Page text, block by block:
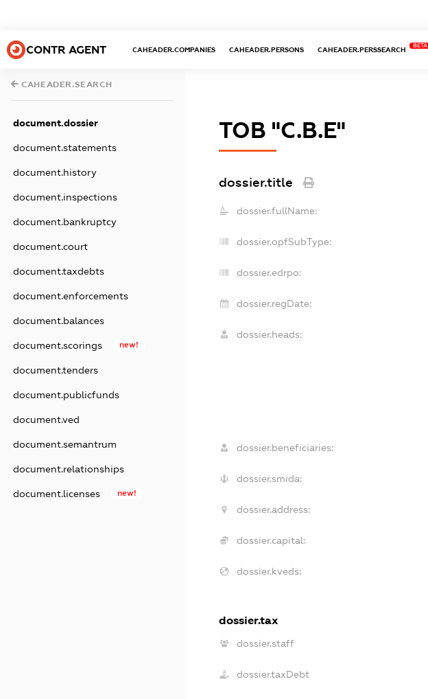
CONTR AGENT CAHEADER.COMPANIES CAHEADER.PERSONS CAHEADER.PERSSEARCH
BETA
CAHEADER.SEARCH
document.dossier
document.statements
document.history
document.inspections
document.bankruptcy
document.court
document.taxdebts
document.enforcements
document.balances
document.scorings new!
document.tenders
document.publicfunds
document.ved
document.semantrum
document.relationships
document.licenses new!
ТОВ "С.В.Е"
dossier.title
dossier.fullName:
dossier.opfSubType:
dossier.edrpo:
dossier.regDate:
dossier.heads:
dossier.beneficiaries:
dossier.smida:
dossier.address:
dossier.capital:
dossier.kveds:
dossier.tax
dossier.staff
dossier.taxDebt